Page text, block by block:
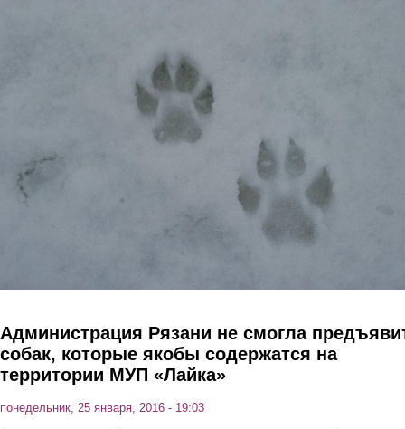
Администрация Рязани не смогла
собак, которые якобы содержатся на
территории МУП «Лайка»
понедельник, 25 января, 2016 - 19:03